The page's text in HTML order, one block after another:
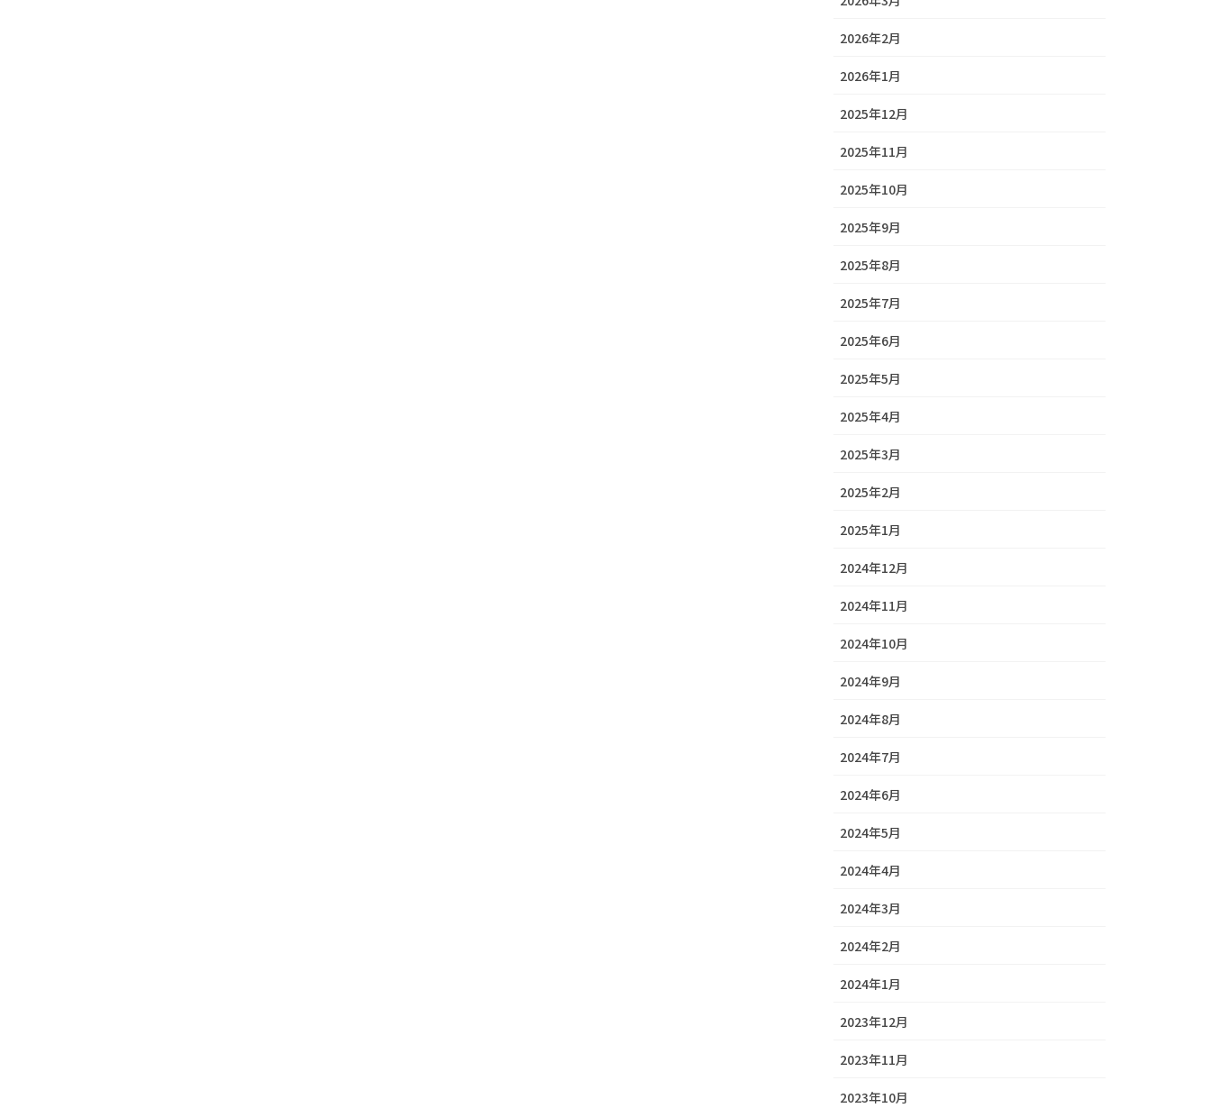
2026年2月
2026年1月
2025年12月
2025年11月
2025年10月
2025年9月
2025年8月
2025年7月
2025年6月
2025年5月
2025年4月
2025年3月
2025年2月
2025年1月
2024年12月
2024年11月
2024年10月
2024年9月
2024年8月
2024年7月
2024年6月
2024年5月
2024年4月
2024年3月
2024年2月
2024年1月
2023年12月
2023年11月
2023年10月